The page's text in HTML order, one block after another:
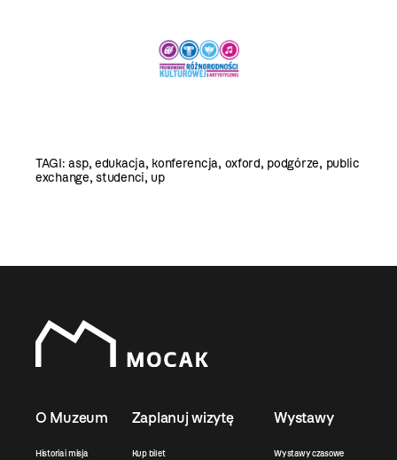
TAGI:asp, edukacja, konferencja, oxford, podgórze, public
exchange,studenci, up
O Muzeum
Historia i misja
Zaplanuj wizytę
Kup bilet
Wystawy
Wystawy czasowe